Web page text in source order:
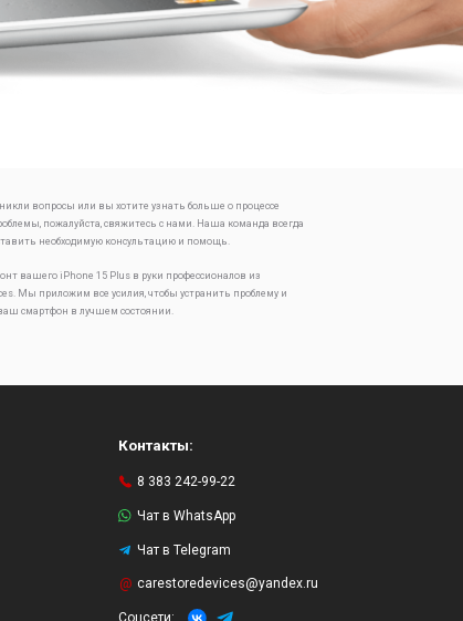
вопросы или вы хотите узнать больше о процессе
пожалуйста, свяжитесь с нами. Наша команда всегда
необходимую консультацию и помощь.
вашего iPhone 15 Plus в руки профессионалов из
Мы приложим все усилия, чтобы устранить проблему и
смартфон в лучшем состоянии.
Контакты:
8 383 242-99-22
Чат в WhatsApp
Чат в Telegram
carestoredevices@yandex.ru
Соцсети: